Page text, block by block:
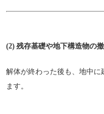
(2) 残存基礎や地下構造物の
解体が終わった後も、地中に
ます。